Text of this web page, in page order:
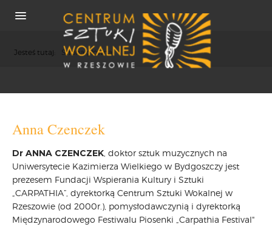
REKRUTACJA
OSIĄGNIĘCIA
KONCERTY
WSPÓŁPRACA
PRASA
POLITYKA COOKIES
Jesteś tutaj: Strona główna
Anna Czenczek
Dr ANNA CZENCZEK , doktor sztuk muzycznych na
Uniwersytecie Kazimierza Wielkiego w Bydgoszczy jest
prezesem Fundacji Wspierania Kultury i Sztuki
„CARPATHIA”, dyrektorką Centrum Sztuki Wokalnej w
Rzeszowie (od 2000r.), pomysłodawczynią i dyrektorką
Międzynarodowego Festiwalu Piosenki „Carpathia Festival"